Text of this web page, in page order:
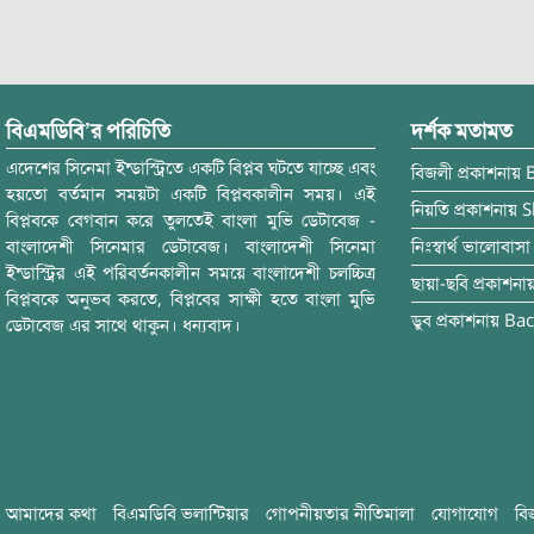
বিএমডিবি’র পরিচিতি
এদেশের সিনেমা ইন্ডাস্ট্রিতে একটি বিপ্লব ঘটতে যাচ্ছে এবং
হয়তো বর্তমান সময়টা একটি বিপ্লবকালীন সময়। এই
বিপ্লবকে বেগবান করে তুলতেই বাংলা মুভি ডেটাবেজ -
বাংলাদেশী সিনেমার ডেটাবেজ। বাংলাদেশী সিনেমা
ইন্ডাস্ট্রির এই পরিবর্তনকালীন সময়ে বাংলাদেশী চলচ্চিত্র
বিপ্লবকে অনুভব করতে, বিপ্লবের সাক্ষী হতে বাংলা মুভি
ডেটাবেজ এর সাথে থাকুন। ধন্যবাদ।
দর্শক মতামত
বিজলী প্রকাশনায়
নিয়তি প্রকাশনায়
নিঃস্বার্থ ভালোবাসা
ছায়া-ছবি
ডুব প্রকাশনায়
আমাদের কথা বিএমডিবি ভলান্টিয়ার গোপনীয়তার নীতিমালা যোগাযোগ